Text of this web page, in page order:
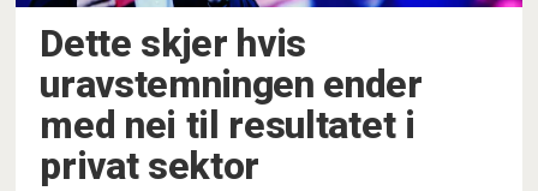
Dette skjer hvis
uravstemningen ender
med nei til resultatet i
privat sektor